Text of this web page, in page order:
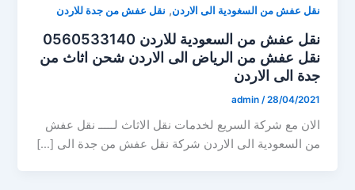
نقل عفش من السغودية الى الاردن, نقل عفش من جدة للاردن
نقل عفش من السعودية للاردن 0560533140
نقل عفش من الرياض الى الاردن شحن اثاث من
جدة الى الاردن
admin /28/04/2021
الان مع شركة السريع لخدمات نقل الاثاث لـــــ نقل عفش
من السعودية الى الاردن شركة نقل عفش من جدة الى […]